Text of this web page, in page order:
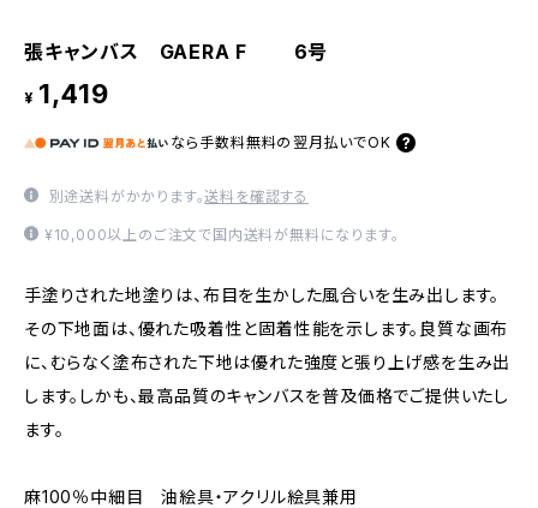
張キャンバス GAERA F 6号
¥ 1,419
なら 手数料無料の 翌月払いでOK
別途送料がかかります。送料を確認する
¥10,000以上のご注文で国内送料が無料になります。
手塗りされた地塗りは、布目を生かした風合いを生み出します。
その下地面は、優れた吸着性と固着性能を示します。良質な画布
に、むらなく塗布された下地は優れた強度と張り上げ感を生み出
します。しかも、最高品質のキャンバスを普及価格でご提供いたし
ます。
麻100％中細目 油絵具・アクリル絵具兼用